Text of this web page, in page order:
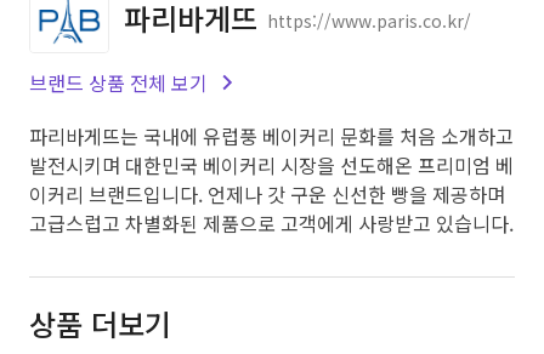
파리바게뜨 https://www.paris.co.kr/
브랜드 상품 전체 보기
파리바게뜨는 국내에 유럽풍 베이커리 문화를 처음 소개하고
발전시키며 대한민국 베이커리 시장을 선도해온 프리미엄 베
이커리 브랜드입니다. 언제나 갓 구운 신선한 빵을 제공하며
고급스럽고 차별화된 제품으로 고객에게 사랑받고 있습니다.
상품 더보기